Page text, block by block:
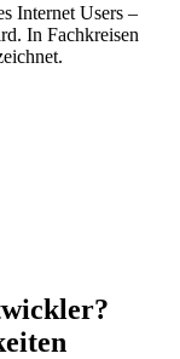
Internet Users –
In Fachkreisen